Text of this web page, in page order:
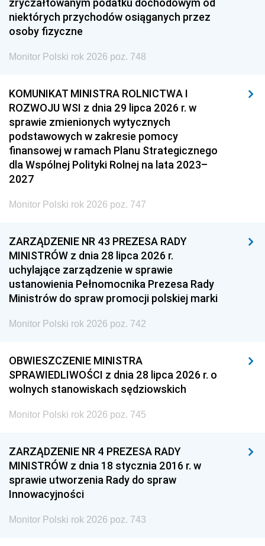
niektórych przychodów osiąganych przez
osoby fizyczne
Monitor Polski rok 2026 poz. 748
KOMUNIKAT MINISTRA ROLNICTWA I
ROZWOJU WSI z dnia 29 lipca 2026 r. w
sprawie zmienionych wytycznych
podstawowych w zakresie pomocy
finansowej w ramach Planu Strategicznego
dla Wspólnej Polityki Rolnej na lata 2023–
2027
Monitor Polski rok 2026 poz. 747
ZARZĄDZENIE NR 43 PREZESA RADY
MINISTRÓW z dnia 28 lipca 2026 r.
uchylające zarządzenie w sprawie
ustanowienia Pełnomocnika Prezesa Rady
Ministrów do spraw promocji polskiej marki
Monitor Polski rok 2026 poz. 742
OBWIESZCZENIE MINISTRA
SPRAWIEDLIWOŚCI z dnia 28 lipca 2026 r. o
wolnych stanowiskach sędziowskich
Monitor Polski rok 2026 poz. 745
ZARZĄDZENIE NR 4 PREZESA RADY
MINISTRÓW z dnia 18 stycznia 2016 r. w
sprawie utworzenia Rady do spraw
Innowacyjności
Monitor Polski rok 2026 poz. 743